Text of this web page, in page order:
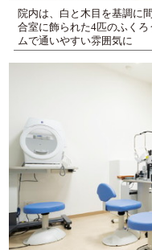
院内は、白と木目を基調に
合室に飾られた4匹のふく
ムで通いやすい雰囲気に